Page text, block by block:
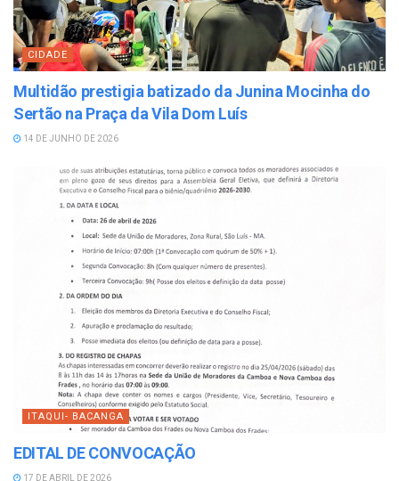
CIDADE
Multidão prestigia batizado da Junina Mocinha do
Sertão na Praça da Vila Dom Luís
14 DE JUNHO DE 2026
ITAQUI- BACANGA
EDITAL DE CONVOCAÇÃO
17 DE ABRIL DE 2026